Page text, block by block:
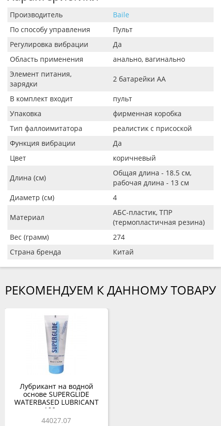
Производитель
Baile
По способу управления
Пульт
Регулировка вибрации
Да
Область применения
анально, вагинально
Элемент питания,
зарядки
2 батарейки AA
В комплект входит
пульт
Упаковка
фирменная коробка
Тип фаллоимитатора
реалистик с присоской
Функция вибрации
Да
Цвет
коричневый
Длина (см)
Общая длина - 18.5 см,
рабочая длина - 13 см
Диаметр (см)
4
Материал
АБС-пластик, ТПР
(термопластичная резина)
Вес (грамм)
274
Страна бренда
Китай
РЕКОМЕНДУЕМ К ДАННОМУ ТОВАРУ
Лубрикант на водной
основе SUPERGLIDE
WATERBASED LUBRICANT
100 мл.
44027.07